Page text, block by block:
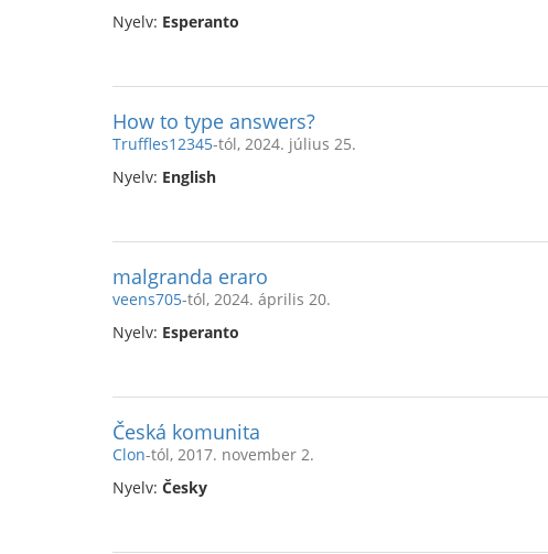
Nyelv: Esperanto
How to type answers?
Truffles12345-tól, 2024. július 25.
Nyelv: English
malgranda eraro
veens705-tól, 2024. április 20.
Nyelv: Esperanto
Česká komunita
Clon-tól, 2017. november 2.
Nyelv: Česky